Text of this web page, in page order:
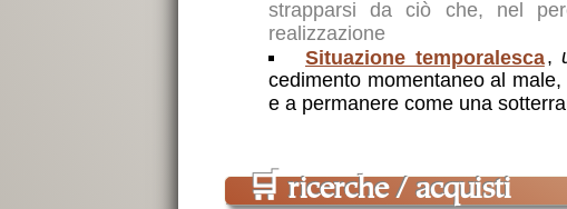
strapparsi da ciò che, nel
realizzazione
Situazione temporalesca,
cedimento momentaneo al
e a permanere come una
🛒 ricerche / acquisti